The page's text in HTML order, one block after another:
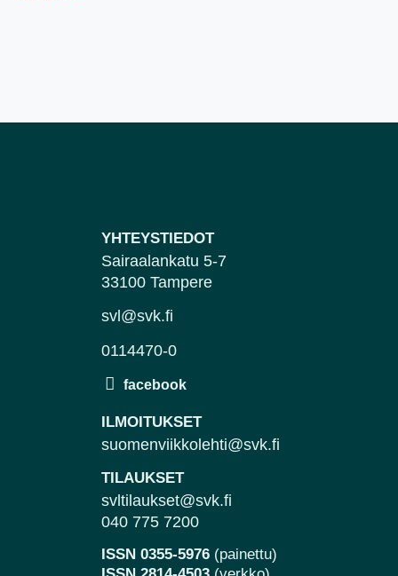
YHTEYSTIEDOT
Sairaalankatu 5-7
33100 Tampere
svl@svk.fi
0114470-0
ILMOITUKSET
suomenviikkolehti@svk.fi
TILAUKSET
svltilaukset@svk.fi
040 775 7200
ISSN 0355-5976 (painettu)